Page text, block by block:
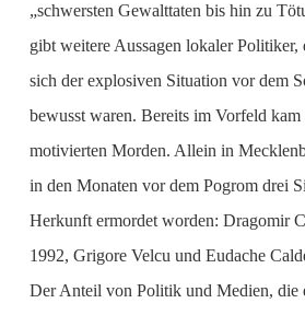
„schwersten Gewalttaten bis hin zu
gibt weitere Aussagen lokaler Politiker,
sich der explosiven Situation vor dem
bewusst waren. Bereits im Vorfeld kam
motivierten Morden. Allein in
in den Monaten vor dem Pogrom drei
Herkunft ermordet worden: Dragomir
1992, Grigore Velcu und Eudache
Der Anteil von Politik und Medien, die